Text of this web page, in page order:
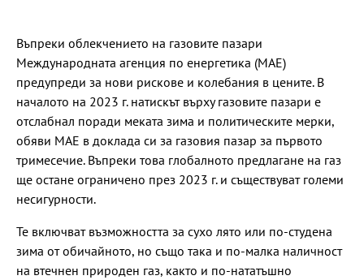
Въпреки облекчението на газовите пазари
Международната агенция по енергетика (МАЕ)
предупреди за нови рискове и колебания в цените. В
началото на 2023 г. натискът върху газовите пазари е
отслабнал поради меката зима и политическите мерки,
обяви МАЕ в доклада си за газовия пазар за първото
тримесечие. Въпреки това глобалното предлагане на газ
ще остане ограничено през 2023 г. и съществуват големи
несигурности.
Те включват възможността за сухо лято или по-студена
зима от обичайното, но също така и по-малка наличност
на втечнен природен газ, както и по-нататъшно